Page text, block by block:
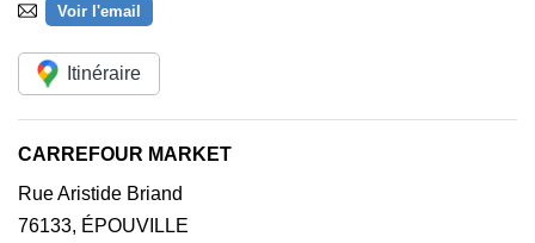
Voir l'email
Itinéraire
CARREFOUR MARKET
Rue Aristide Briand
76133, ÉPOUVILLE